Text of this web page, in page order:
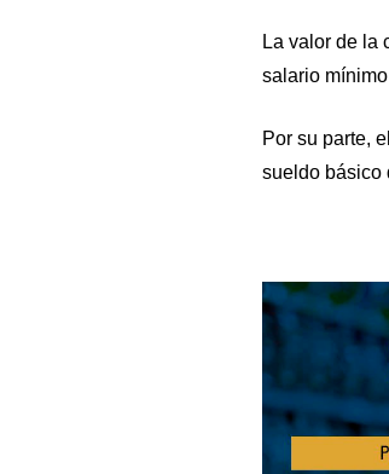
La valor de la
salario
Por su parte,
sueldo básico